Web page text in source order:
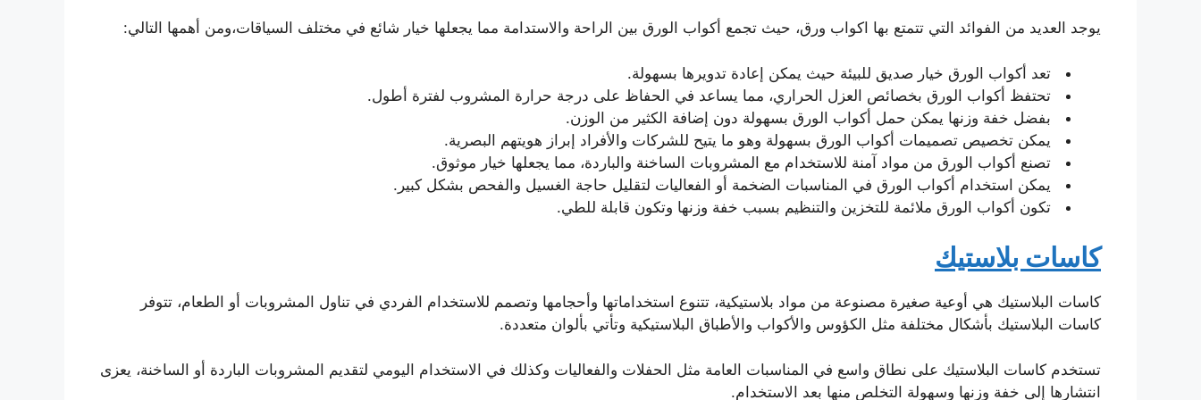
يوجد العديد من الفوائد التي تتمتع بها اكواب ورق، حيث تجمع أكواب الورق بين الراحة والاستدامة مما يجعلها خيار شائع في مختلف السياقات،ومن أهمها التالي:
تعد أكواب الورق خيار صديق للبيئة حيث يمكن إعادة تدويرها بسهولة.
تحتفظ أكواب الورق بخصائص العزل الحراري، مما يساعد في الحفاظ على درجة حرارة المشروب لفترة أطول.
بفضل خفة وزنها يمكن حمل أكواب الورق بسهولة دون إضافة الكثير من الوزن.
يمكن تخصيص تصميمات أكواب الورق بسهولة وهو ما يتيح للشركات والأفراد إبراز هويتهم البصرية.
تصنع أكواب الورق من مواد آمنة للاستخدام مع المشروبات الساخنة والباردة، مما يجعلها خيار موثوق.
يمكن استخدام أكواب الورق في المناسبات الضخمة أو الفعاليات لتقليل حاجة الغسيل والفحص بشكل كبير.
تكون أكواب الورق ملائمة للتخزين والتنظيم بسبب خفة وزنها وتكون قابلة للطي.
كاسات بلاستيك
كاسات البلاستيك هي أوعية صغيرة مصنوعة من مواد بلاستيكية، تتنوع استخداماتها وأحجامها وتصمم للاستخدام الفردي في تناول المشروبات أو الطعام، تتوفر
كاسات البلاستيك بأشكال مختلفة مثل الكؤوس والأكواب والأطباق البلاستيكية وتأتي بألوان متعددة.
تستخدم كاسات البلاستيك على نطاق واسع في المناسبات العامة مثل الحفلات والفعاليات وكذلك في الاستخدام اليومي لتقديم المشروبات الباردة أو الساخنة، يعزى
انتشارها إلى خفة وزنها وسهولة التخلص منها بعد الاستخدام.